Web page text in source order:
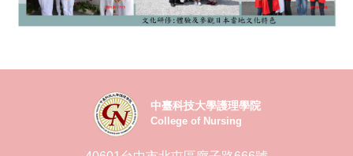
中臺科技大學護理學院
College of Nursing